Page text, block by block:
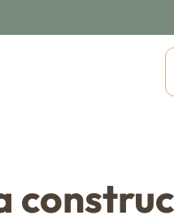
Bardage bois tons bois
Élégance